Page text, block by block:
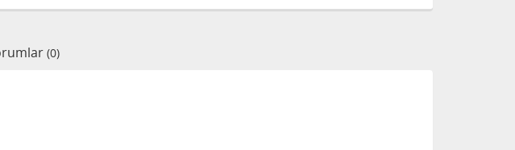
(0)